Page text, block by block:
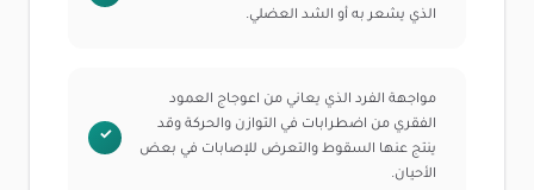
الذي يشعر به أو الشد العضلي.
مواجهة الفرد الذي يعاني من اعوجاج العمود
الفقري من اضطرابات في التوازن والحركة وقد
ينتج عنها السقوط والتعرض للإصابات في بعض
الأحيان.